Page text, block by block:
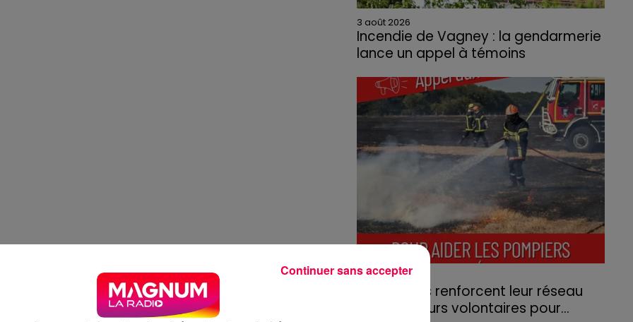
3 août 2026
Incendie de Vagney : la gendarmerie
lance un appel à témoins
au quartier résidentiel, avait détruit deux
habitations et contraint à l'évacuation d'une
centaine de personnes.
31 juillet 2026
Les Vosges renforcent leur réseau
d'agriculteurs volontaires pour...
Continuer sans accepter